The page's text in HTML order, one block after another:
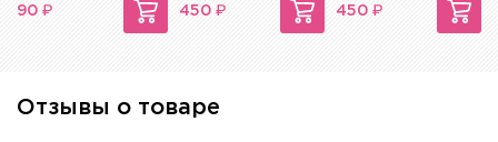
90 ₽ 450 ₽ 450 ₽
Отзывы о товаре